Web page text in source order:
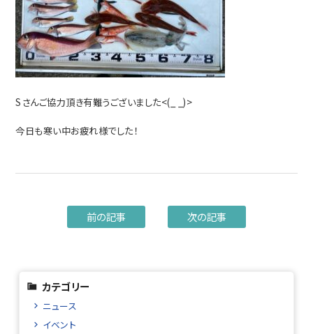
Sさんご協力頂き有難うございました<(_ _)>
今日も寒い中お疲れ様でした！
前の記事 次の記事
カテゴリー
ニュース
イベント